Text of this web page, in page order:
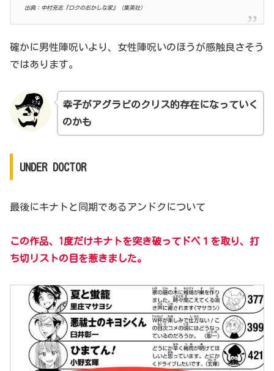
出典：中村充志『ロクのおかしな家』（集英社）
確かに男性陣呪いより、女性陣呪いのほうが感触良さそう
ではあります。
幸子がアグラビのクリス的存在になっていく
のかも
UNDER DOCTOR
最後にキナトと同期であるアンドクについて
この作品、1度だけキナトを突き破ってドベ１を取り、打
ち切リストの目を惹きました。